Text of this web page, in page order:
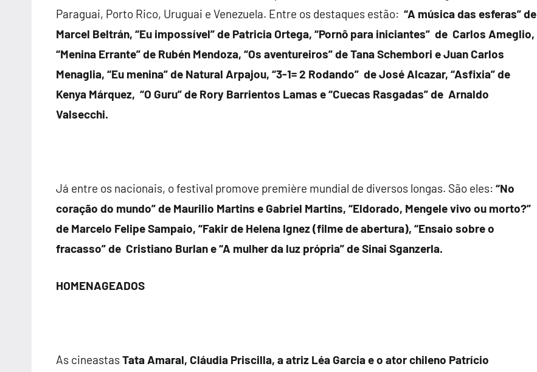
Paraguai, Porto Rico, Uruguai e Venezuela. Entre os destaques estão: “A música das esferas” de
Marcel Beltrán, “Eu impossível” de Patricia Ortega, “Pornô para iniciantes” de Carlos Ameglio,
“Menina Errante” de Rubén Mendoza, “Os aventureiros” de Tana Schembori e Juan Carlos
Menaglia, “Eu menina” de Natural Arpajou, “3-1= 2 Rodando” de José Alcazar, “Asfixia” de
Kenya Márquez, “O Guru” de Rory Barrientos Lamas e “Cuecas Rasgadas” de Arnaldo
Valsecchi.
Já entre os nacionais, o festival promove première mundial de diversos longas. São eles: “No
coração do mundo” de Maurilio Martins e Gabriel Martins, “Eldorado, Mengele vivo ou morto?”
de Marcelo Felipe Sampaio, “Fakir de Helena Ignez (filme de abertura), “Ensaio sobre o
fracasso” de Cristiano Burlan e “A mulher da luz própria” de Sinai Sganzerla.
HOMENAGEADOS
As cineastasTata Amaral, Cláudia Priscilla, a atriz Léa Garcia e o ator chileno Patrício